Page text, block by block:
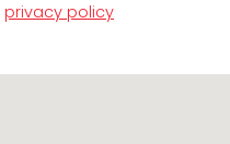
privacy policy